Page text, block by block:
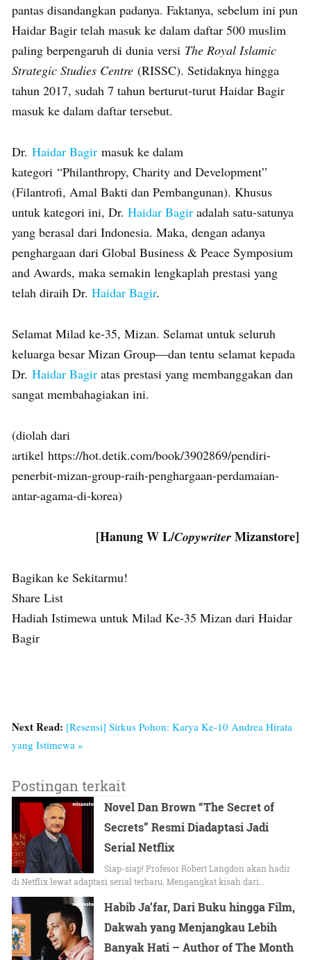
pantas disandangkan padanya. Faktanya, sebelum ini pun
Haidar Bagir telah masuk ke dalam daftar 500 muslim
paling berpengaruh di dunia versi The Royal Islamic
Strategic Studies Centre (RISSC). Setidaknya hingga
tahun 2017, sudah 7 tahun berturut-turut Haidar Bagir
masuk ke dalam daftar tersebut.
Dr. Haidar Bagir masuk ke dalam
kategori “Philanthropy, Charity and Development”
(Filantrofi, Amal Bakti dan Pembangunan). Khusus
untuk kategori ini, Dr. Haidar Bagir adalah satu-satunya
yang berasal dari Indonesia. Maka, dengan adanya
penghargaan dari Global Business & Peace Symposium
and Awards, maka semakin lengkaplah prestasi yang
telah diraih Dr. Haidar Bagir.
Selamat Milad ke-35, Mizan. Selamat untuk seluruh
keluarga besar Mizan Group—dan tentu selamat kepada
Dr. Haidar Bagir atas prestasi yang membanggakan dan
sangat membahagiakan ini.
(diolah dari
artikel https://hot.detik.com/book/3902869/pendiri-
penerbit-mizan-group-raih-penghargaan-perdamaian-
antar-agama-di-korea)
[Hanung W L/Copywriter Mizanstore]
Bagikan ke Sekitarmu!
Share List
Hadiah Istimewa untuk Milad Ke-35 Mizan dari Haidar
Bagir
Next Read: [Resensi] Sirkus Pohon: Karya Ke-10 Andrea Hirata
yang Istimewa »
Postingan terkait
Novel Dan Brown “The Secret of
Secrets” Resmi Diadaptasi Jadi
Serial Netflix
Siap-siap! Profesor Robert Langdon akan hadir
di Netflix lewat adaptasi serial terbaru. Mengangkat kisah dari…
Habib Ja’far, Dari Buku hingga Film,
Dakwah yang Menjangkau Lebih
Banyak Hati – Author of The Month